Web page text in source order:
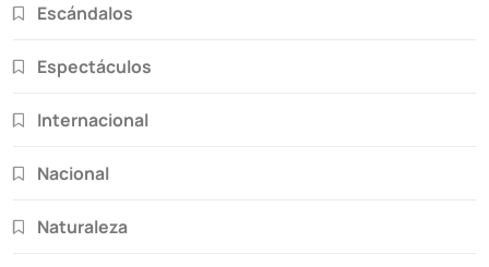
Escándalos
Espectáculos
Internacional
Nacional
Naturaleza